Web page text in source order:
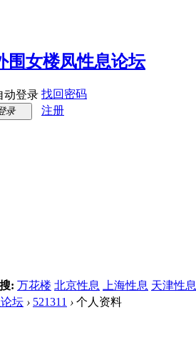
动登录 找回密码
录
注册
: 万花楼 北京性息 上海性息 天津性息
坛 › 521311 › 个人资料